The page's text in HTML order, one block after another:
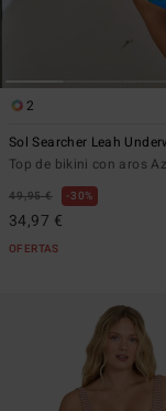
2
Sol Searcher Leah
Top de bikini con aros
49,95 € 30%
34,97 €
OFERTAS